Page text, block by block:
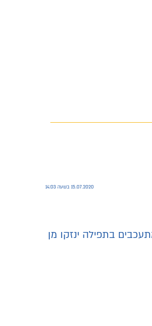
15.07.2020 בשעה 14:03
בתפילה ינזקו מן